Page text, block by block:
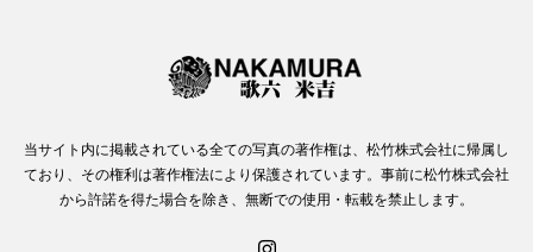
当サイト内に掲載されている全ての写真の著作権は、松竹株式会社に帰属し
ており、その権利は著作権法により保護されています。事前に松竹株式会社
から許諾を得た場合を除き、無断での使用・転載を禁止します。